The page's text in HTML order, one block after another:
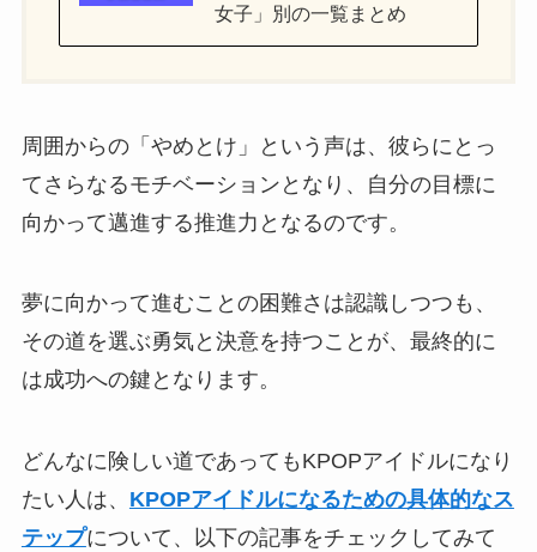
女子」別の一覧まとめ
周囲からの「やめとけ」という声は、彼らにとっ
てさらなるモチベーションとなり、自分の目標に
向かって邁進する推進力となるのです。
夢に向かって進むことの困難さは認識しつつも、
その道を選ぶ勇気と決意を持つことが、最終的に
は成功への鍵となります。
どんなに険しい道であってもKPOPアイドルになり
たい人は、 KPOPアイドルになるための具体的なス
テップについて、以下の記事をチェックしてみて